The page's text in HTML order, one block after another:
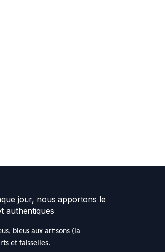
jour, nous apportons le
authentiques.
bleus aux artisons (la
et faisselles.